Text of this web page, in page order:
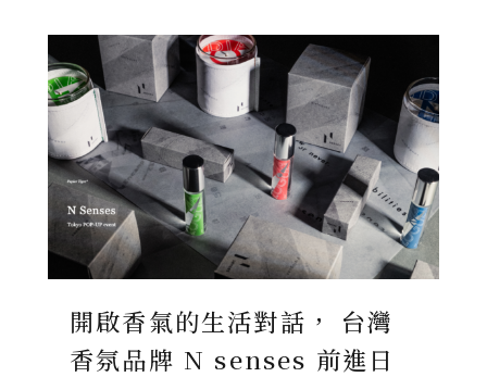
開啟香氣的生活對話， 台灣
香氛品牌 N senses 前進日